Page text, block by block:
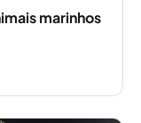
marinhos